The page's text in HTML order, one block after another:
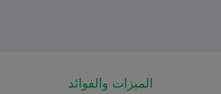
الميزات والفوائد